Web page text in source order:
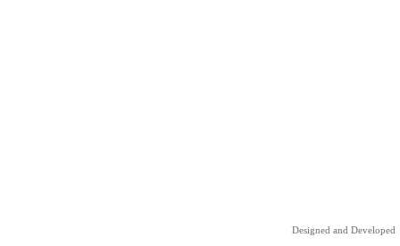
Designed and Developed